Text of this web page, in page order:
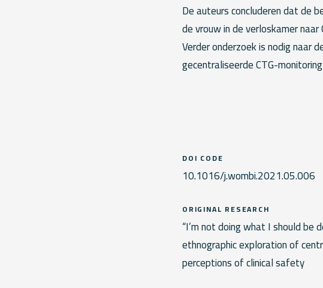
De auteurs concluderen dat de
de vrouw in de verloskamer
Verder onderzoek is nodig naar
gecentraliseerde CTG-
DOI CODE
10.1016/j.wombi.2021.05.006
ORIGINAL RESEARCH
“I’m not doing what I should be
ethnographic exploration of
perceptions of clinical safety